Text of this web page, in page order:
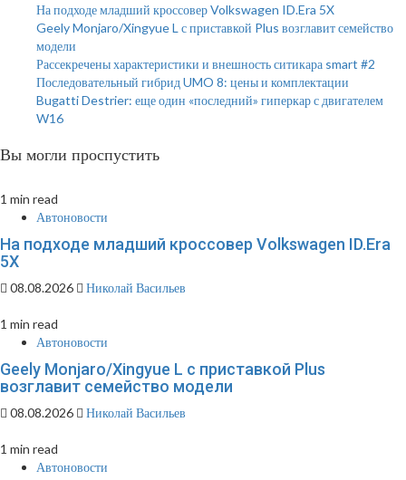
На подходе младший кроссовер Volkswagen ID.Era 5X
Geely Monjaro/Xingyue L с приставкой Plus возглавит семейство
модели
Рассекречены характеристики и внешность ситикара smart #2
Последовательный гибрид UMO 8: цены и комплектации
Bugatti Destrier: еще один «последний» гиперкар с двигателем
W16
Вы могли проспустить
1 min read
Автоновости
На подходе младший кроссовер Volkswagen ID.Era
5X
08.08.2026 Николай Васильев
1 min read
Автоновости
Geely Monjaro/Xingyue L с приставкой Plus
возглавит семейство модели
08.08.2026 Николай Васильев
1 min read
Автоновости